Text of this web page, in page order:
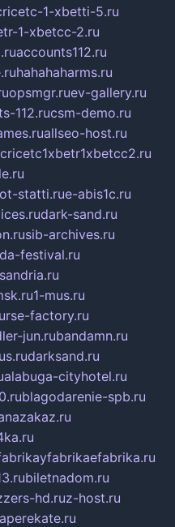
1-xbetti-5.ru
1-xbetcc-2.ru
accounts112.ru
hahahaharms.ru
opsmgr.ruev-gallery.ru
112.rucsm-demo.ru
allseo-host.ru
cricetc1xbetr1xbetcc2.ru
statti.rue-abis1c.ru
dark-sand.ru
sib-archives.ru
festival.ru
1-mus.ru
factory.ru
jun.rubandamn.ru
darksand.ru
alabuga-cityhotel.ru
blagodarenie-spb.ru
biletnadom.ru
hd.ruz-host.ru